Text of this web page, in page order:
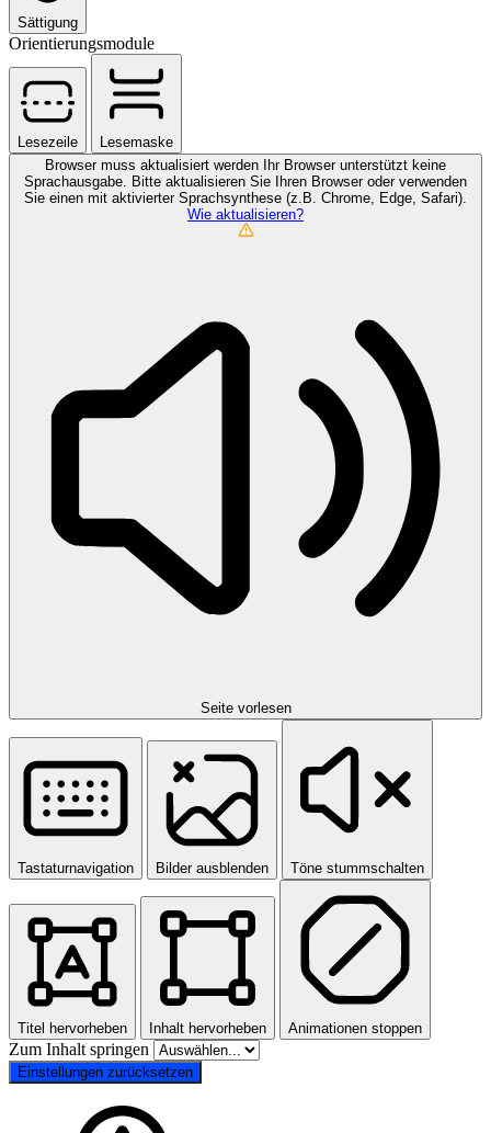
Sättigung
Orientierungsmodule
Lesezeile
Lesemaske
Browser muss aktualisiert werden Ihr Browser unterstützt keine
Sprachausgabe. Bitte aktualisieren Sie Ihren Browser oder verwenden
Sie einen mit aktivierter Sprachsynthese (z.B. Chrome, Edge, Safari).
Wie aktualisieren?
Seite vorlesen
Tastaturnavigation Bilder ausblenden Töne stummschalten
Titel hervorheben Inhalt hervorheben Animationen stoppen
Zum Inhalt springen
Einstellungen zurücksetzen